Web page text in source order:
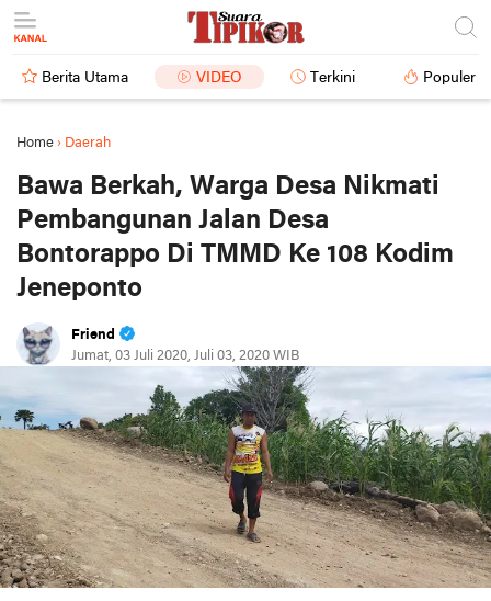
Berita Utama VIDEO Terkini Populer
Home › Daerah
Bawa Berkah, Warga Desa Nikmati
Pembangunan Jalan Desa
Bontorappo Di TMMD Ke 108 Kodim
Jeneponto
Friend
Jumat, 03 Juli 2020, Juli 03, 2020 WIB